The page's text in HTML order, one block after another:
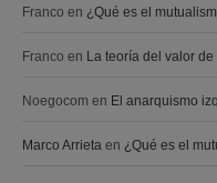
Franco en ¿Qué es el
Franco en La teoría del valor
Noegocom en El anarquismo
Marco Arrieta en ¿Qué es el